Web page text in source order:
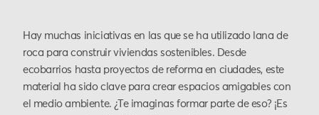
Hay muchas iniciativas en las que se ha utilizado lana de
roca para construir viviendas sostenibles. Desde
ecobarrios hasta proyectos de reforma en ciudades, este
material ha sido clave para crear espacios amigables con
el medio ambiente. ¿Te imaginas formar parte de eso? ¡Es